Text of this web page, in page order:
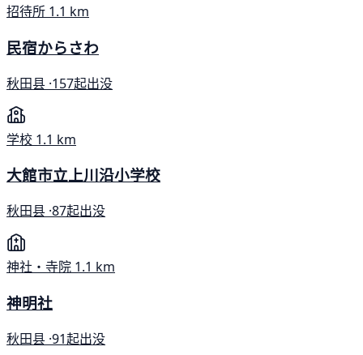
招待所 1.1 km
民宿からさわ
秋田县 ·157起出没
学校 1.1 km
大館市立上川沿小学校
秋田县 ·87起出没
神社・寺院 1.1 km
神明社
秋田县 ·91起出没